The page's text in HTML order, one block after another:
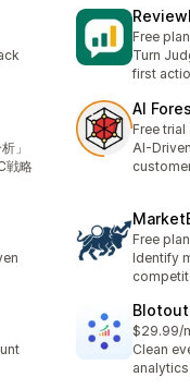
Free
Turn
first
」
戦略
AI
Free
AI-
Free
Identify
$29.99/
Clean